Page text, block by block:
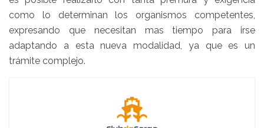
como lo determinan los organismos competentes,
expresando que necesitan mas tiempo para irse
adaptando a esta nueva modalidad, ya que es un
trámite complejo.